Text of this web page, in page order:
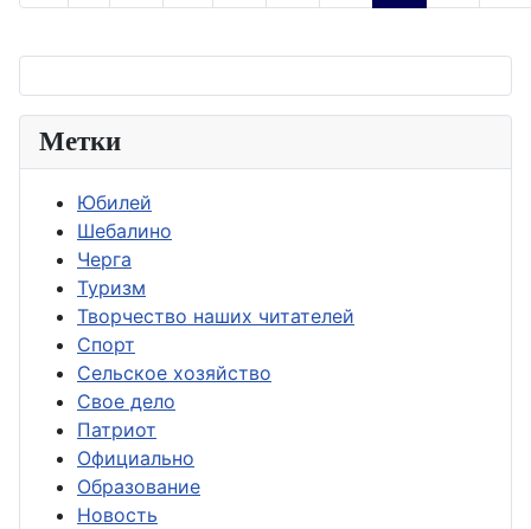
Метки
Юбилей
Шебалино
Черга
Туризм
Творчество наших читателей
Спорт
Сельское хозяйство
Свое дело
Патриот
Официально
Образование
Новость